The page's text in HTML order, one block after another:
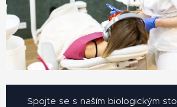
Spojte se s naším biologickým